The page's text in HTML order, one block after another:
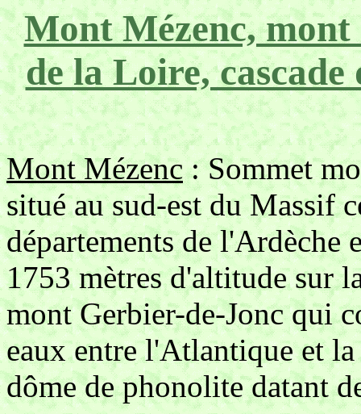
Mont Mézenc, mont
de la Loire,
Mont Mézenc: Sommet
situé au sud-est du Massif
départements de
1753 mètres d'altitude sur
mont Gerbier-de-Jonc qui
eaux entre l'Atlantique et
dôme de phonolite datant